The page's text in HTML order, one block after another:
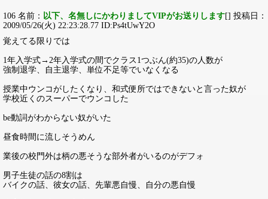
106 名前： 以下、名無しにかわりましてVIPがお送りします[] 投稿日：
2009/05/26(火) 22:23:28.77 ID:Ps4tUwY2O
覚えてる限りでは
1年入学式→2年入学式の間でクラス1つぶん(約35)の人数が
強制退学、自主退学、単位不足等でいなくなる
授業中ウンコがしたくなり、和式便所ではできないと言った奴が
学校近くのスーパーでウンコした
be動詞がわからない奴がいた
昼食時間に流しそうめん
業後の校門外は柄の悪そうな部外者がいるのがデフォ
男子生徒の話の8割は
バイクの話、彼女の話、先輩悪自慢、自分の悪自慢